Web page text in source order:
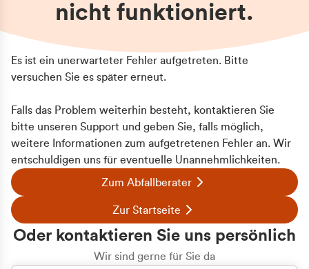
nicht funktioniert.
Es ist ein unerwarteter Fehler aufgetreten. Bitte
versuchen Sie es später erneut.
Falls das Problem weiterhin besteht, kontaktieren Sie
bitte unseren Support und geben Sie, falls möglich,
weitere Informationen zum aufgetretenen Fehler an. Wir
entschuldigen uns für eventuelle Unannehmlichkeiten.
Zum Abfallberater
Zur Startseite
Oder kontaktieren Sie uns persönlich
Wir sind gerne für Sie da